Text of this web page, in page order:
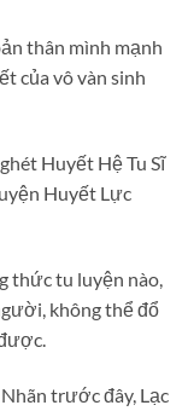
thân mình mạnh
của vô vàn sinh
Huyết Hệ Tu Sĩ
Huyết Lực
thức tu luyện nào,
không thể đổ
trước đây, Lạc